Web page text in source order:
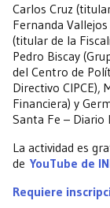
Carlos Cruz
Fernanda
(titular de la
Pedro Biscay
del Centro de
Directivo CIPCE),
Financiera) y
Santa Fe – Diario
La actividad es
de YouTube de
Requiere